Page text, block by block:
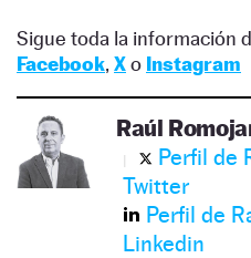
Sigue toda la información
Facebook, Xo Instagram
Raúl
Perfil de
Twitter
Perfil de
Linkedin